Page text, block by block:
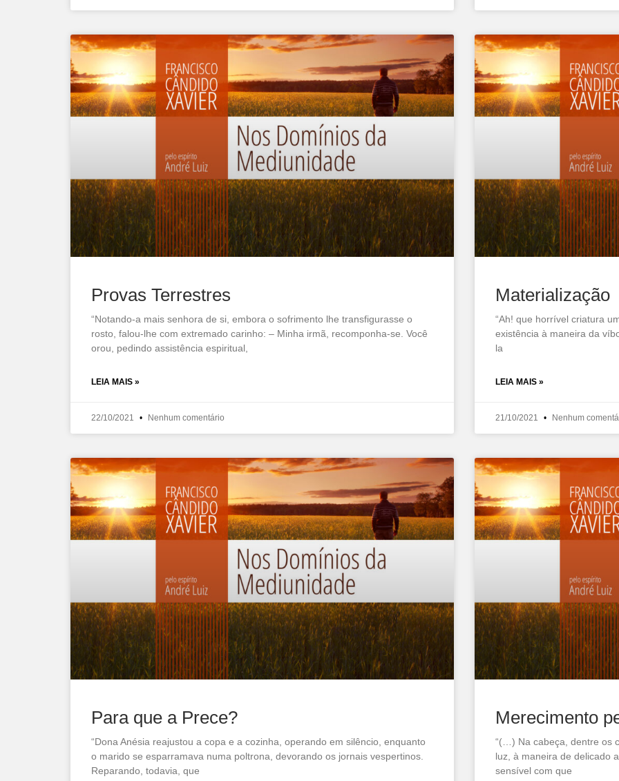
Provas Terrestres
“Notando-a mais senhora de si, embora o sofrimento lhe transfigurasse o
rosto, falou-lhe com extremado carinho: – Minha irmã, recomponha-se. Você
orou, pedindo assistência espiritual,
LEIA MAIS »
22/10/2021 Nenhum comentário
Materialização
“Ah! que horrível criatura
existência à maneira da
la
LEIA MAIS »
21/10/2021 Nenhum
Para que a Prece?
“Dona Anésia reajustou a copa e a cozinha, operando em silêncio, enquanto
o marido se esparramava numa poltrona, devorando os jornais vespertinos.
Reparando, todavia, que
Merecimento
“(…) Na cabeça, dentre os
luz, à maneira de delicado
sensível com que